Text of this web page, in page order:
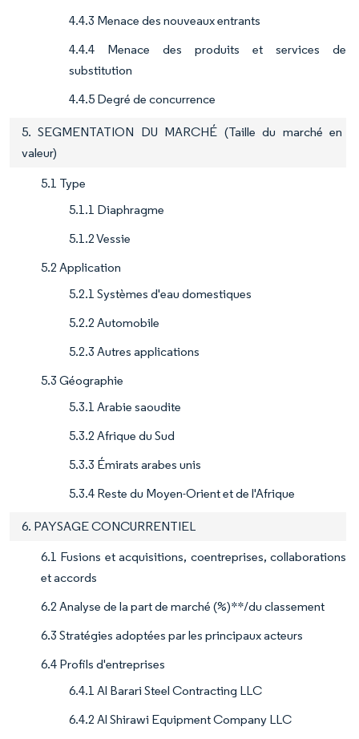
4.4.3 Menace des nouveaux entrants
4.4.4 Menace des produits et services de
substitution
4.4.5 Degré de concurrence
5. SEGMENTATION DU MARCHÉ (Taille du marché en
valeur)
5.1 Type
5.1.1 Diaphragme
5.1.2 Vessie
5.2 Application
5.2.1 Systèmes d'eau domestiques
5.2.2 Automobile
5.2.3 Autres applications
5.3 Géographie
5.3.1 Arabie saoudite
5.3.2 Afrique du Sud
5.3.3 Émirats arabes unis
5.3.4 Reste du Moyen-Orient et de l'Afrique
6. PAYSAGE CONCURRENTIEL
6.1 Fusions et acquisitions, coentreprises, collaborations
et accords
6.2 Analyse de la part de marché (%)**/du classement
6.3 Stratégies adoptées par les principaux acteurs
6.4 Profils d'entreprises
6.4.1 Al Barari Steel Contracting LLC
6.4.2 Al Shirawi Equipment Company LLC